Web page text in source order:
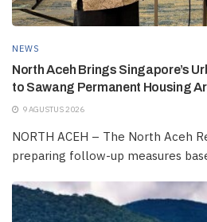
NEWS
North Aceh Brings Singapore’s
to Sawang Permanent Housing
9 AGUSTUS 2026
NORTH ACEH – The North Aceh
preparing follow-up measures